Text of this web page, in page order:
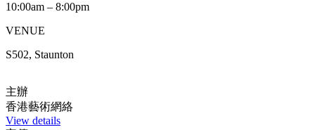
10:00am – 8:00pm
VENUE
S502, Staunton
主辦
香港藝術網絡
View details